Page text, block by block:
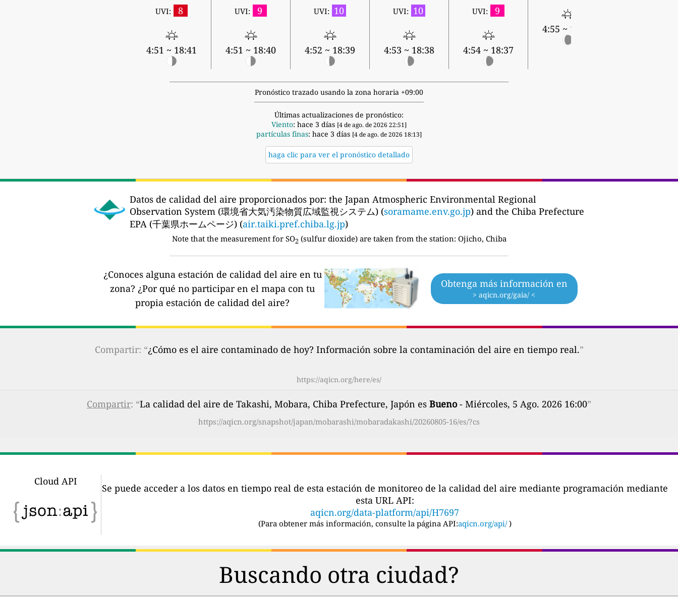
UVI: 8
4:51 ~ 18:41
UVI: 9
4:51 ~ 18:40
UVI: 10
4:52 ~ 18:39
UVI: 10
4:53 ~ 18:38
UVI: 9
4:54 ~ 18:37
4:55 ~ 18:36
Pronóstico trazado usando la zona horaria +09:00
Últimas actualizaciones de pronóstico:
Viento: hace 3 días [4 de ago. de 2026 22:51]
partículas finas: hace 3 días [4 de ago. de 2026 18:13]
haga clic para ver el pronóstico detallado
Datos de calidad del aire proporcionados por: the Japan Atmospheric Environmental Regional
Observation System (環境省大気汚染物質広域監視システム) (soramame.env.go.jp) and the Chiba Prefecture
EPA (千葉県ホームページ) (air.taiki.pref.chiba.lg.jp)
Note that the measurement for SO2 (sulfur dioxide) are taken from the station: Ojicho, Chiba
¿Conoces alguna estación de calidad del aire en tu
zona? ¿Por qué no participar en el mapa con tu
propia estación de calidad del aire?
Obtenga más información en
> aqicn.org/gaia/ <
Compartir: “¿Cómo es el aire contaminado de hoy? Información sobre la contaminación del aire en tiempo real.”
https://aqicn.org/here/es/
Compartir: “La calidad del aire de Takashi, Mobara, Chiba Prefecture, Japón es Bueno- Miércoles, 5 Ago. 2026 16:00”
https://aqicn.org/snapshot/japan/mobarashi/mobaradakashi/20260805-16/es/?cs
Cloud API
Se puede acceder a los datos en tiempo real de esta estación de monitoreo de la calidad del aire mediante programación mediante
esta URL API:
aqicn.org/data-platform/api/H7697
(Para obtener más información, consulte la página API:aqicn.org/api/ )
Buscando otra ciudad?